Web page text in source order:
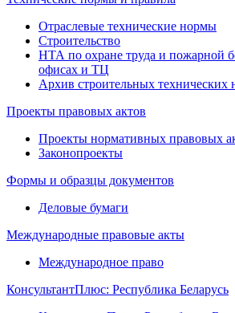
Отраслевые технические нормы
Строительство
НТА по охране труда и пожарной
офисах и ТЦ
Архив строительных технических
Проекты правовых актов
Проекты нормативных правовых
Законопроекты
Формы и образцы документов
Деловые бумаги
Международные правовые акты
Международное право
КонсультантПлюс: Республика Беларусь